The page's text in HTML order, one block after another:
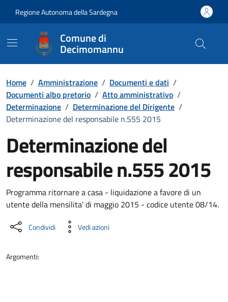
Regione Autonoma della Sardegna
Comune di
Decimomannu
Home / Amministrazione / Documenti e dati /
Documenti albo pretorio / Atto amministrativo /
Determinazione / Determinazione del Dirigente /
Determinazione del responsabile n.555 2015
Determinazione del
responsabile n.555 2015
Dettaglio del documento
Programma ritornare a casa - liquidazione a favore di un
utente della mensilita' di maggio 2015 - codice utente 08/14.
Condividi Vedi azioni
Argomenti: